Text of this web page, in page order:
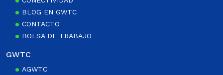
BLOG EN GWTC
CONTACTO
BOLSA DE TRABAJO
GWTC
AGWTC